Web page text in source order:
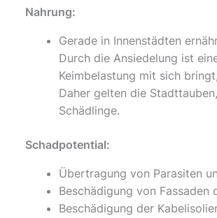
Nahrung:
Gerade in Innenstädten
Durch die Ansiedelung ist
Keimbelastung mit sich
Daher gelten die
Schädlinge.
Schadpotential:
Übertragung von Parasiten
Beschädigung von Fassaden
Beschädigung der